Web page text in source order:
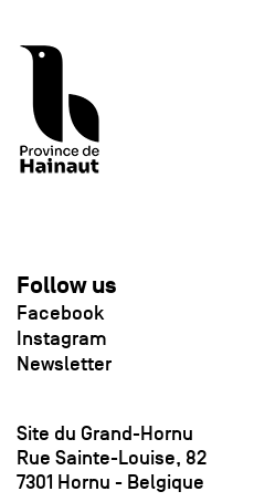
Follow us
Facebook
Instagram
Newsletter
Site du Grand-Hornu
Rue Sainte-Louise, 82
7301 Hornu - Belgique